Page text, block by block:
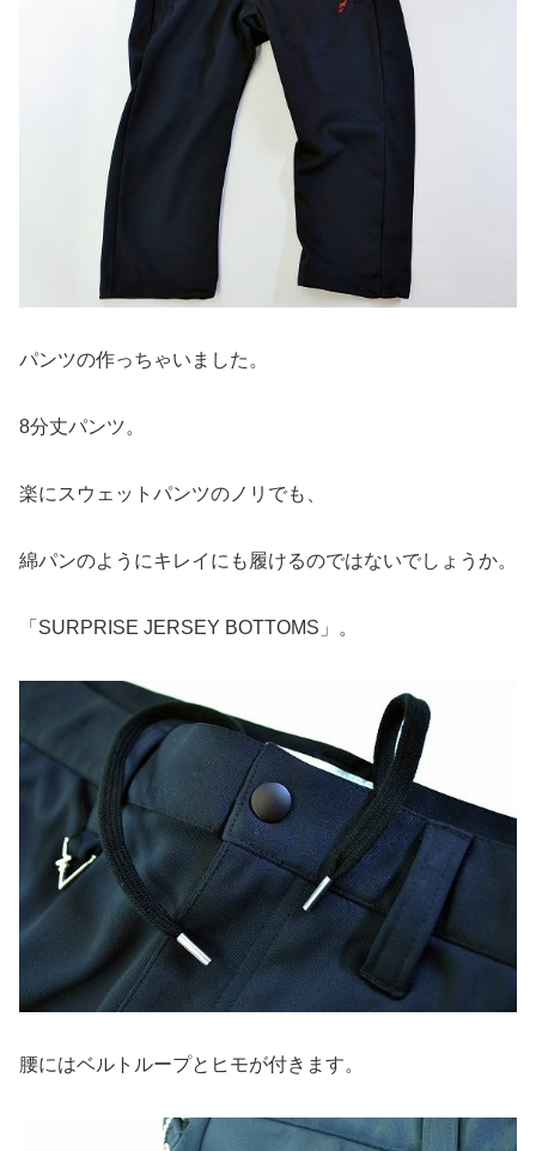
パンツの作っちゃいました。
8分丈パンツ。
楽にスウェットパンツのノリでも、
綿パンのようにキレイにも履けるのではないでしょうか。
「SURPRISE JERSEY BOTTOMS」。
腰にはベルトループとヒモが付きます。